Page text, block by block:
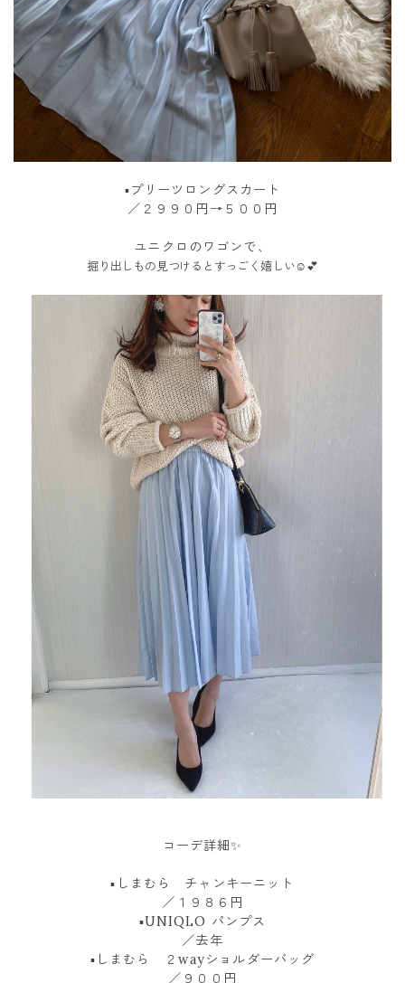
▪︎プリーツロングスカート
／２９９０円→５００円
ユニクロのワゴンで、
掘り出しもの見つけるとすっごく嬉しい☺️💕
コーデ詳細✨
▪︎しまむら チャンキーニット
／１９８６円
▪︎UNIQLO パンプス
／去年
▪︎しまむら ２wayショルダーバッグ
／９００円